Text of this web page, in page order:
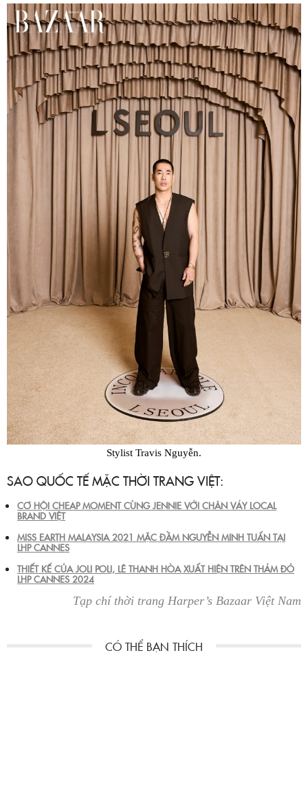
Stylist Travis Nguyễn.
SAO QUỐC TẾ MẶC THỜI TRANG VIỆT:
CƠ HỘI CHEAP MOMENT CÙNG JENNIE VỚI CHÂN VÁY LOCAL
BRAND VIỆT
MISS EARTH MALAYSIA 2021 MẶC ĐẦM NGUYỄN MINH TUẤN TẠI
LHP CANNES
THIẾT KẾ CỦA JOLI POLI, LÊ THANH HÒA XUẤT HIỆN TRÊN THẢM ĐỎ
LHP CANNES 2024
Tạp chí thời trang Harper’s Bazaar Việt Nam